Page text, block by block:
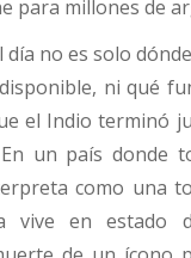
para millones de
día no es solo
ni qué
el Indio terminó
un país donde
como una
vive en estado